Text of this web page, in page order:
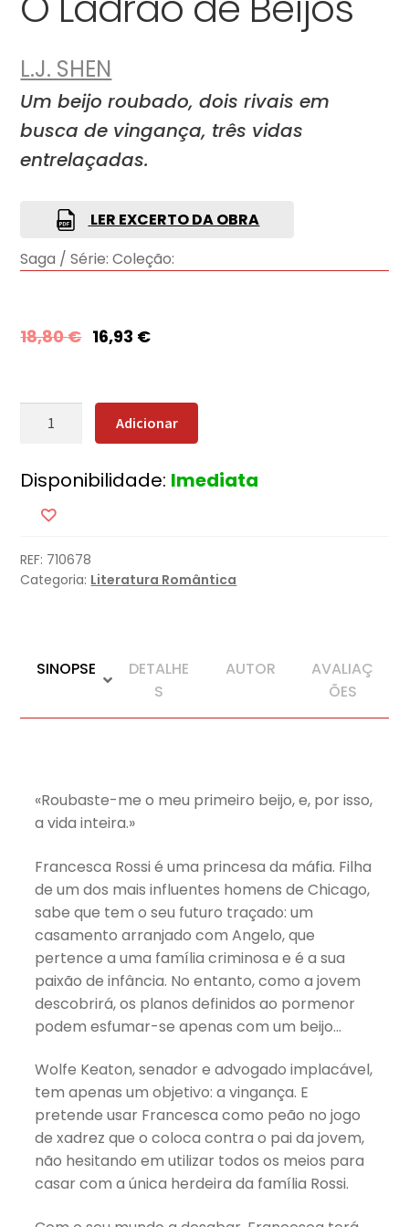
L.J. SHEN
Um beijo roubado, dois rivais em
busca de vingança, três vidas
entrelaçadas.
LER EXCERTO DA OBRA
Saga / Série: Coleção:
18,80€ 16,93 €
Quantidade
Ladrão
Beijos
Adicionar
Disponibilidade: Imediata
REF: 710678
Categoria: Literatura Romântica
SINOPSE
DETALHE
S
AUTOR
AVALIAÇ
ÕES
«Roubaste-me o meu primeiro beijo, e, por isso,
a vida inteira.»
Francesca Rossi é uma princesa da máfia. Filha
de um dos mais influentes homens de Chicago,
sabe que tem o seu futuro traçado: um
casamento arranjado com Angelo, que
pertence a uma família criminosa e é a sua
paixão de infância. No entanto, como a jovem
descobrirá, os planos definidos ao pormenor
podem esfumar-se apenas com um beijo…
Wolfe Keaton, senador e advogado implacável,
tem apenas um objetivo: a vingança. E
pretende usar Francesca como peão no jogo
de xadrez que o coloca contra o pai da jovem,
não hesitando em utilizar todos os meios para
casar com a única herdeira da família Rossi.